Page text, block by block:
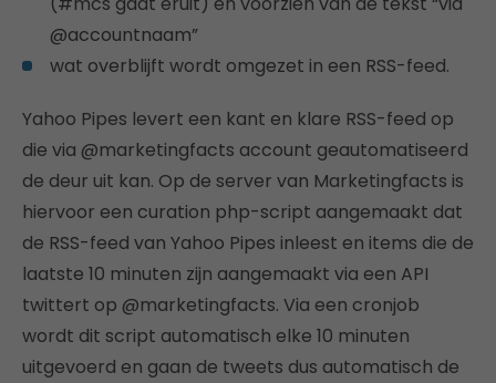
@accountnaam”
wat overblijft wordt omgezet in een RSS-feed.
Yahoo Pipes levert een kant en klare RSS-feed op
die via @marketingfacts account geautomatiseerd
de deur uit kan. Op de server van Marketingfacts is
hiervoor een curation php-script aangemaakt dat
de RSS-feed van Yahoo Pipes inleest en items die de
laatste 10 minuten zijn aangemaakt via een API
twittert op @marketingfacts. Via een cronjob
wordt dit script automatisch elke 10 minuten
uitgevoerd en gaan de tweets dus automatisch de